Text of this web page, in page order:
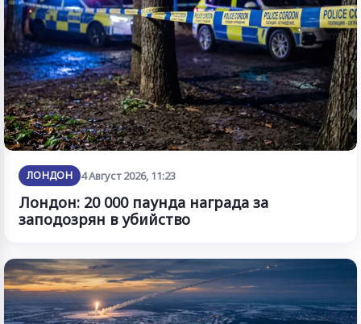
ЛОНДОН 4 Август 2026, 11:23
Лондон: 20 000 паунда награда за
заподозрян в убийство